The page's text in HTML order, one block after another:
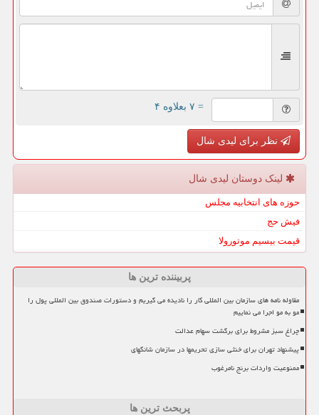
= ۷ بعلاوه ۴
نظر برای لیدی شال
لینک دوستان لیدی شال
حوزه های انتخابیه مجلس
فیش حج
قیمت بیسیم موتورولا
پربیننده ترین ها
مقاوله نامه های سازمان بین المللی کار را نادیده می گیریم و دستورات صندوق بین المللی پول را
مو به مو اجرا می نماییم
چراغ سبز مشروط برای برگشت سهام عدالت
پیشنهاد تهران برای خنثی سازی تحریمها در سازمان شانگهای
ممنوعیت واردات برنج نامرغوب
پربحث ترین ها